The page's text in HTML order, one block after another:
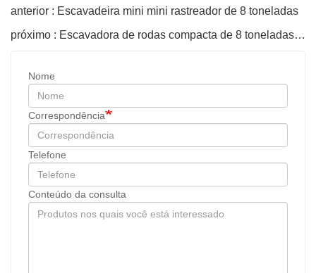
anterior : Escavadeira mini mini rastreador de 8 toneladas
próximo : Escavadora de rodas compacta de 8 toneladas com certificação CE
Nome
Correspondência
Telefone
Conteúdo da consulta